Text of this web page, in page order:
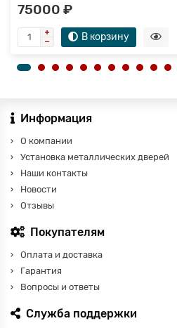
75000 ₽
В корзину
Информация
О компании
Установка металлических дверей
Наши контакты
Новости
Отзывы
Покупателям
Оплата и доставка
Гарантия
Вопросы и ответы
Служба поддержки